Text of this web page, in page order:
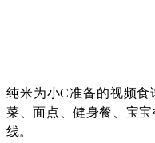
纯米为小C准备的视频
菜、面点、健身餐、宝
线。